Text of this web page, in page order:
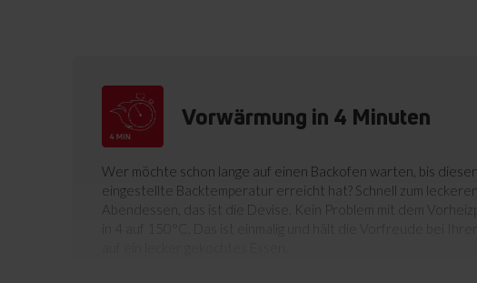
Vorwärmung in 4 Minuten
Wer möchte schon lange auf einen Backofen warten, bis
eingestellte Backtemperatur erreicht hat? Schnell zum leckeren
Abendessen, das ist die Devise. Kein Problem mit dem